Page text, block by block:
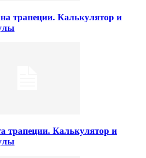
трапеции. Калькулятор и
трапеции. Калькулятор и